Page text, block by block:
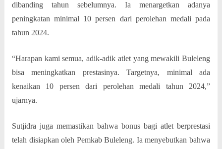
dibanding tahun sebelumnya. Ia menargetkan adanya
peningkatan minimal 10 persen dari perolehan medali pada
tahun 2024.
“Harapan kami semua, adik-adik atlet yang mewakili Buleleng
bisa meningkatkan prestasinya. Targetnya, minimal ada
kenaikan 10 persen dari perolehan medali tahun 2024,”
ujarnya.
Sutjidra juga memastikan bahwa bonus bagi atlet berprestasi
telah disiapkan oleh Pemkab Buleleng. Ia menyebutkan bahwa